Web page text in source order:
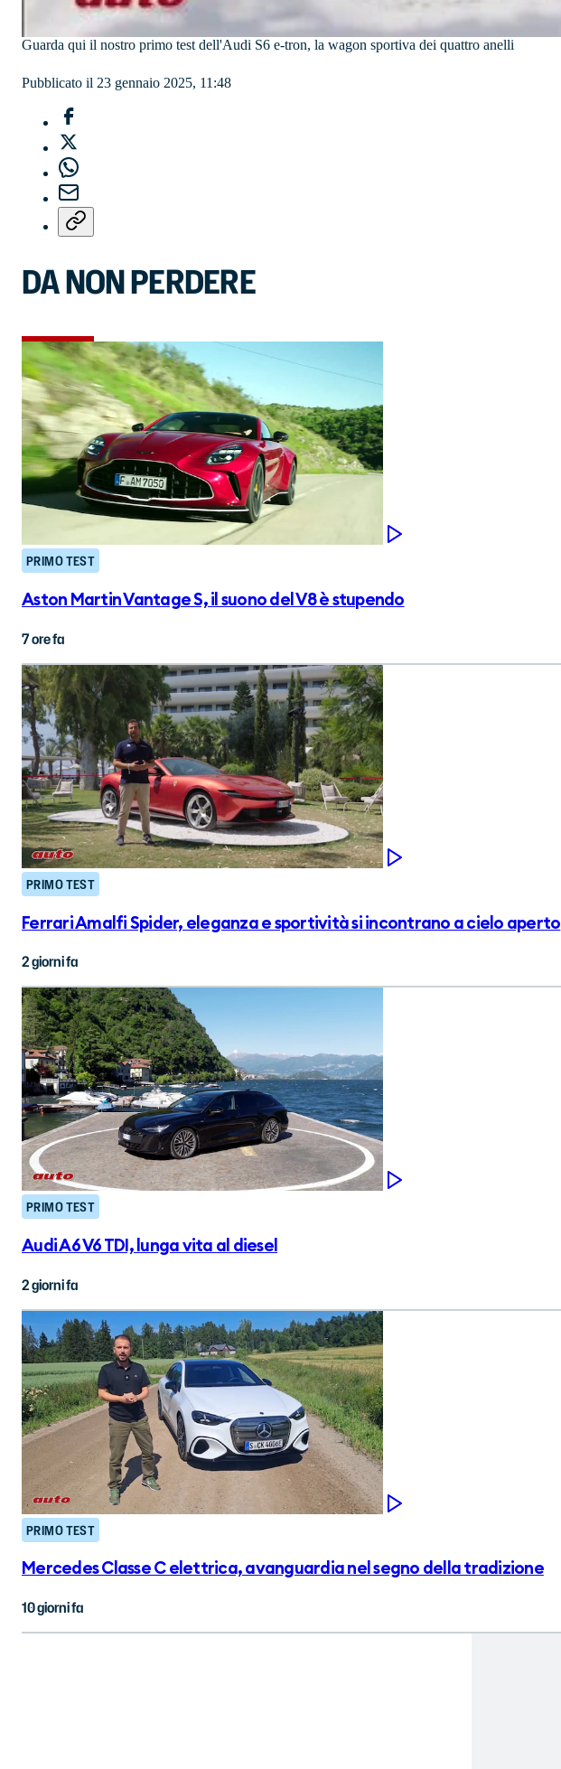
Guarda qui il nostro primo test dell'Audi S6 e-tron, la wagon sportiva dei quattro anelli
Pubblicato il 23 gennaio 2025, 11:48
DA NON PERDERE
PRIMO TEST
Aston Martin Vantage S, il suono del V8 è stupendo
7 ore fa
PRIMO TEST
Ferrari Amalfi Spider, eleganza e sportività si incontrano a cielo aperto
2 giorni fa
PRIMO TEST
Audi A6 V6 TDI, lunga vita al diesel
2 giorni fa
PRIMO TEST
Mercedes Classe C elettrica, avanguardia nel segno della tradizione
10 giorni fa